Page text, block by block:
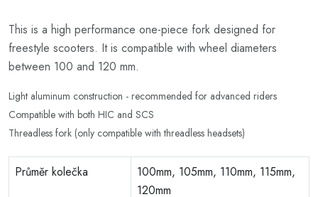
This is a high performance one-piece fork designed for
freestyle scooters. It is compatible with wheel diameters
between 100 and 120 mm.
Light aluminum construction - recommended for advanced riders
Compatible with both HIC and SCS
Threadless fork (only compatible with threadless headsets)
Průměr kolečka
100mm, 105mm, 110mm, 115mm,
120mm